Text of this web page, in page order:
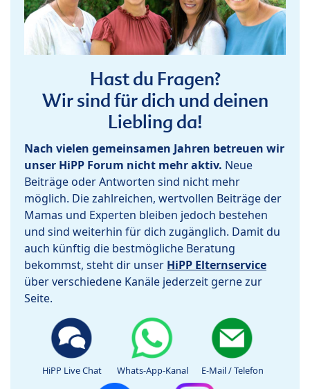
Hast du Fragen?
Wir sind für dich und deinen
Liebling da!
Nach vielen gemeinsamen Jahren betreuen wir
unser HiPP Forum nicht mehr aktiv. Neue
Beiträge oder Antworten sind nicht mehr
möglich. Die zahlreichen, wertvollen Beiträge der
Mamas und Experten bleiben jedoch bestehen
und sind weiterhin für dich zugänglich. Damit du
auch künftig die bestmögliche Beratung
bekommst, steht dir unser HiPP Elternservice
über verschiedene Kanäle jederzeit gerne zur
Seite.
HiPP Live Chat Whats-App-Kanal E-Mail / Telefon